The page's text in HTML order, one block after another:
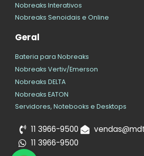
Nobreaks Interativos
Nobreaks Senoidais e Online
Geral
Bateria para Nobreaks
Nobreaks Vertiv/Emerson
Nobreaks DELTA
Nobreaks EATON
Servidores, Notebooks e Desktops
11 3966-9500
11 3966-9500